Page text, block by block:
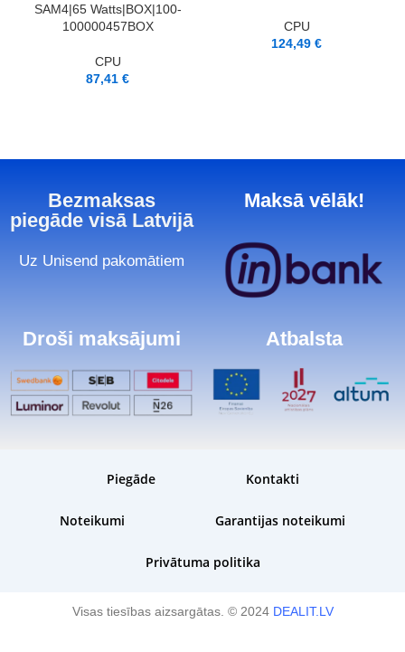
SAM4|65 Watts|BOX|100-
100000457BOX
CPU
87,41€
CPU
124,49€
Bezmaksas
piegāde visā Latvijā
Uz Unisend pakomātiem
Maksā vēlāk!
Droši maksājumi Atbalsta
Piegāde Kontakti
Noteikumi Garantijas noteikumi
Privātuma politika
Visas tiesības aizsargātas. © 2024 DEALIT.LV